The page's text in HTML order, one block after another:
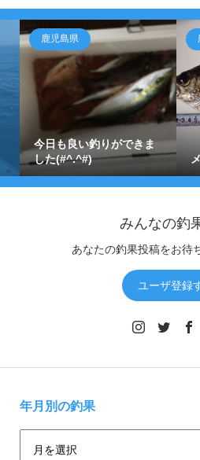
鹿児島県
今日も良い釣りができま
した(#^.^#)
みんなの釣
あなたの釣果投稿をお待
ユーザ登録
年月別の釣果